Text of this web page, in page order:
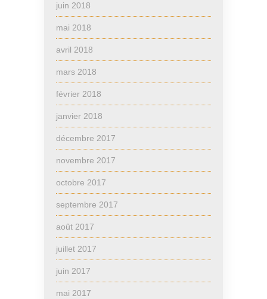
juin 2018
mai 2018
avril 2018
mars 2018
février 2018
janvier 2018
décembre 2017
novembre 2017
octobre 2017
septembre 2017
août 2017
juillet 2017
juin 2017
mai 2017